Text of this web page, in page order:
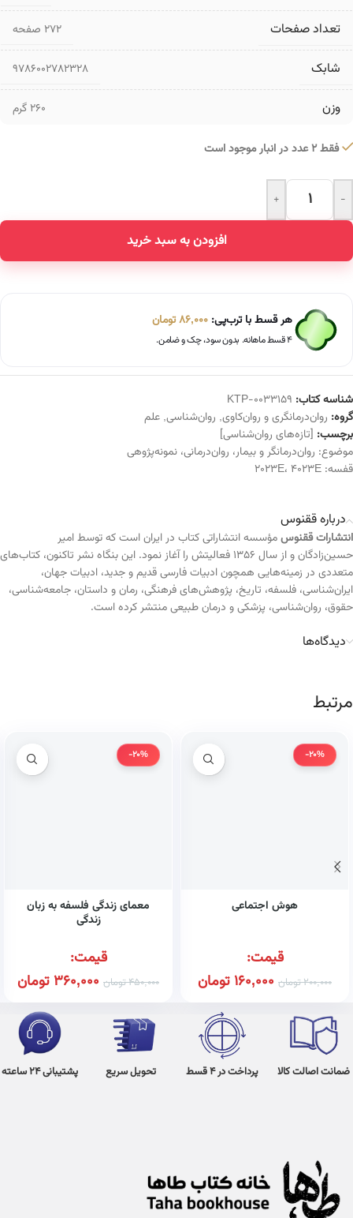
تعداد صفحات ۲۷۲ صفحه
شابک 9786002782328
وزن 260 گرم
فقط 2 عدد در انبار موجود است
-
+
افزودن به سبد خرید
Alternative:
هر قسط با ترب‌پی: 86,000تومان
۴ قسط ماهانه. بدون سود، چک و ضامن.
شناسه کتاب: KTP-0033159
گروه: روان‌درمانگری و روان‌کاوی, روان‌شناسی, علم
برچسب: [تازه‌های روان‌شناسی]
موضوع: روان‌درمانگر و بیمار، روان‌درمانی، نمونه‌پژوهی
قفسه:
2023E، 4023E
درباره ققنوس
انتشارات ققنوسمؤسسه انتشاراتی کتاب در ایران است که توسط امیر
حسین‌زادگان و از سال ۱۳۵۶ فعالیتش را آغاز نمود. این بنگاه نشر تاکنون، کتاب‌های
متعددی در زمینه‌هایی همچون ادبیات فارسی قدیم و جدید، ادبیات جهان،
ایران‌شناسی، فلسفه، تاریخ، پژوهش‌های فرهنگی، رمان و داستان، جامعه‌شناسی،
حقوق، روان‌شناسی، پزشکی و درمان طبیعی منتشر کرده است.
دیدگاه‌ها
مرتبط
-20%
هوش اجتماعی
قیمت:
200,000تومان 160,000تومان
-20%
معمای زندگی فلسفه به زبان
زندگی
قیمت:
450,000تومان 360,000تومان
ضمانت اصالت کالا پرداخت در 4 قسط تحویل سریع پشتیبانی 24 ساعته